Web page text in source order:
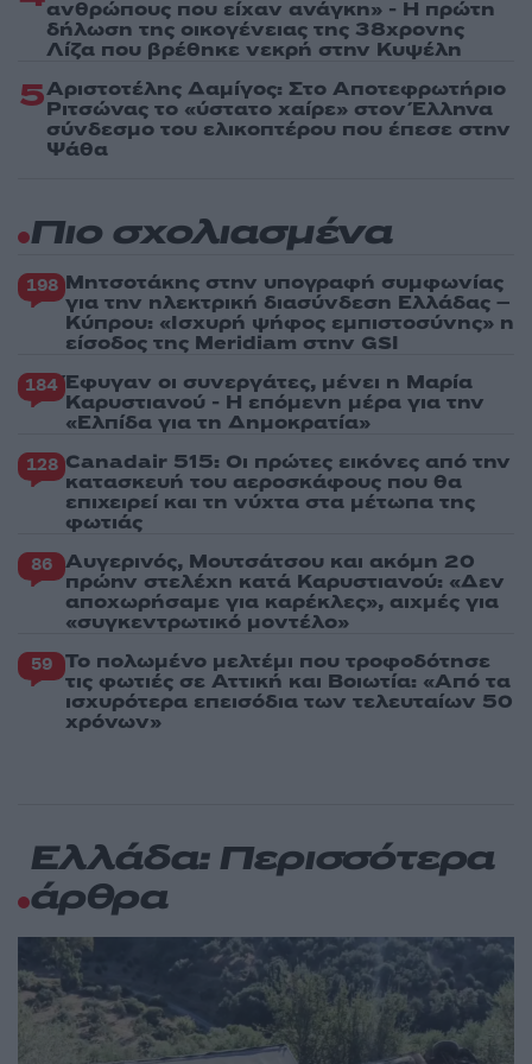
ανθρώπους που είχαν ανάγκη» - Η πρώτη
δήλωση της οικογένειας της 38χρονης
Λίζα που βρέθηκε νεκρή στην Κυψέλη
5Αριστοτέλης Δαμίγος: Στο Αποτεφρωτήριο
Ριτσώνας το «ύστατο χαίρε» στον Έλληνα
σύνδεσμο του ελικοπτέρου που έπεσε στην
Ψάθα
Πιο σχολιασμένα
198 Μητσοτάκης στην υπογραφή συμφωνίας
για την ηλεκτρική διασύνδεση Ελλάδας –
Κύπρου: «Ισχυρή ψήφος εμπιστοσύνης» η
είσοδος της Meridiam στην GSI
184 Έφυγαν οι συνεργάτες, μένει η Μαρία
Καρυστιανού - Η επόμενη μέρα για την
«Ελπίδα για τη Δημοκρατία»
128 Canadair 515: Οι πρώτες εικόνες από την
κατασκευή του αεροσκάφους που θα
επιχειρεί και τη νύχτα στα μέτωπα της
φωτιάς
86 Αυγερινός, Μουτσάτσου και ακόμη 20
πρώην στελέχη κατά Καρυστιανού: «Δεν
αποχωρήσαμε για καρέκλες», αιχμές για
«συγκεντρωτικό μοντέλο»
59 Το πολωμένο μελτέμι που τροφοδότησε
τις φωτιές σε Αττική και Βοιωτία: «Από τα
ισχυρότερα επεισόδια των τελευταίων 50
χρόνων»
Ελλάδα: Περισσότερα
άρθρα